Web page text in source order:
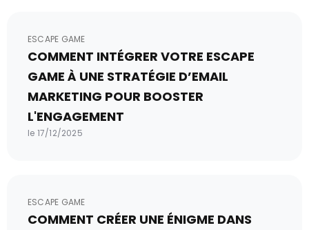
ESCAPE GAME
COMMENT INTÉGRER VOTRE ESCAPE
GAME À UNE STRATÉGIE D’EMAIL
MARKETING POUR BOOSTER
L'ENGAGEMENT
le 17/12/2025
ESCAPE GAME
COMMENT CRÉER UNE ÉNIGME DANS